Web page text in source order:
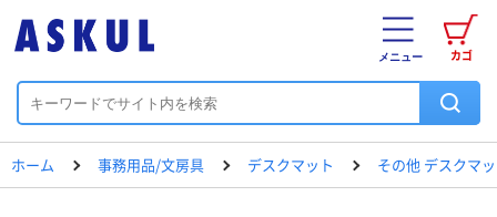
カゴ
メニュー
ホーム 事務用品/文房具 デスクマット その他 デスクマ